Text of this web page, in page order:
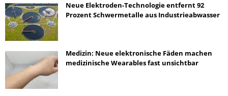
Neue Elektroden-Technologie entfernt 92
Prozent Schwermetalle aus Industrieabwasser
Medizin: Neue elektronische Fäden machen
medizinische Wearables fast unsichtbar